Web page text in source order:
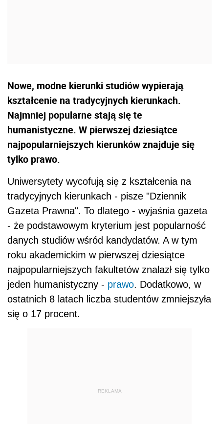
Nowe, modne kierunki studiów wypierają
kształcenie na tradycyjnych kierunkach.
Najmniej popularne stają się te
humanistyczne. W pierwszej dziesiątce
najpopularniejszych kierunków znajduje się
tylko prawo.
Uniwersytety wycofują się z kształcenia na
tradycyjnych kierunkach - pisze "Dziennik
Gazeta Prawna". To dlatego - wyjaśnia gazeta
- że podstawowym kryterium jest popularność
danych studiów wśród kandydatów. A w tym
roku akademickim w pierwszej dziesiątce
najpopularniejszych fakultetów znalazł się tylko
jeden humanistyczny - prawo. Dodatkowo, w
ostatnich 8 latach liczba studentów zmniejszyła
się o 17 procent.
REKLAMA